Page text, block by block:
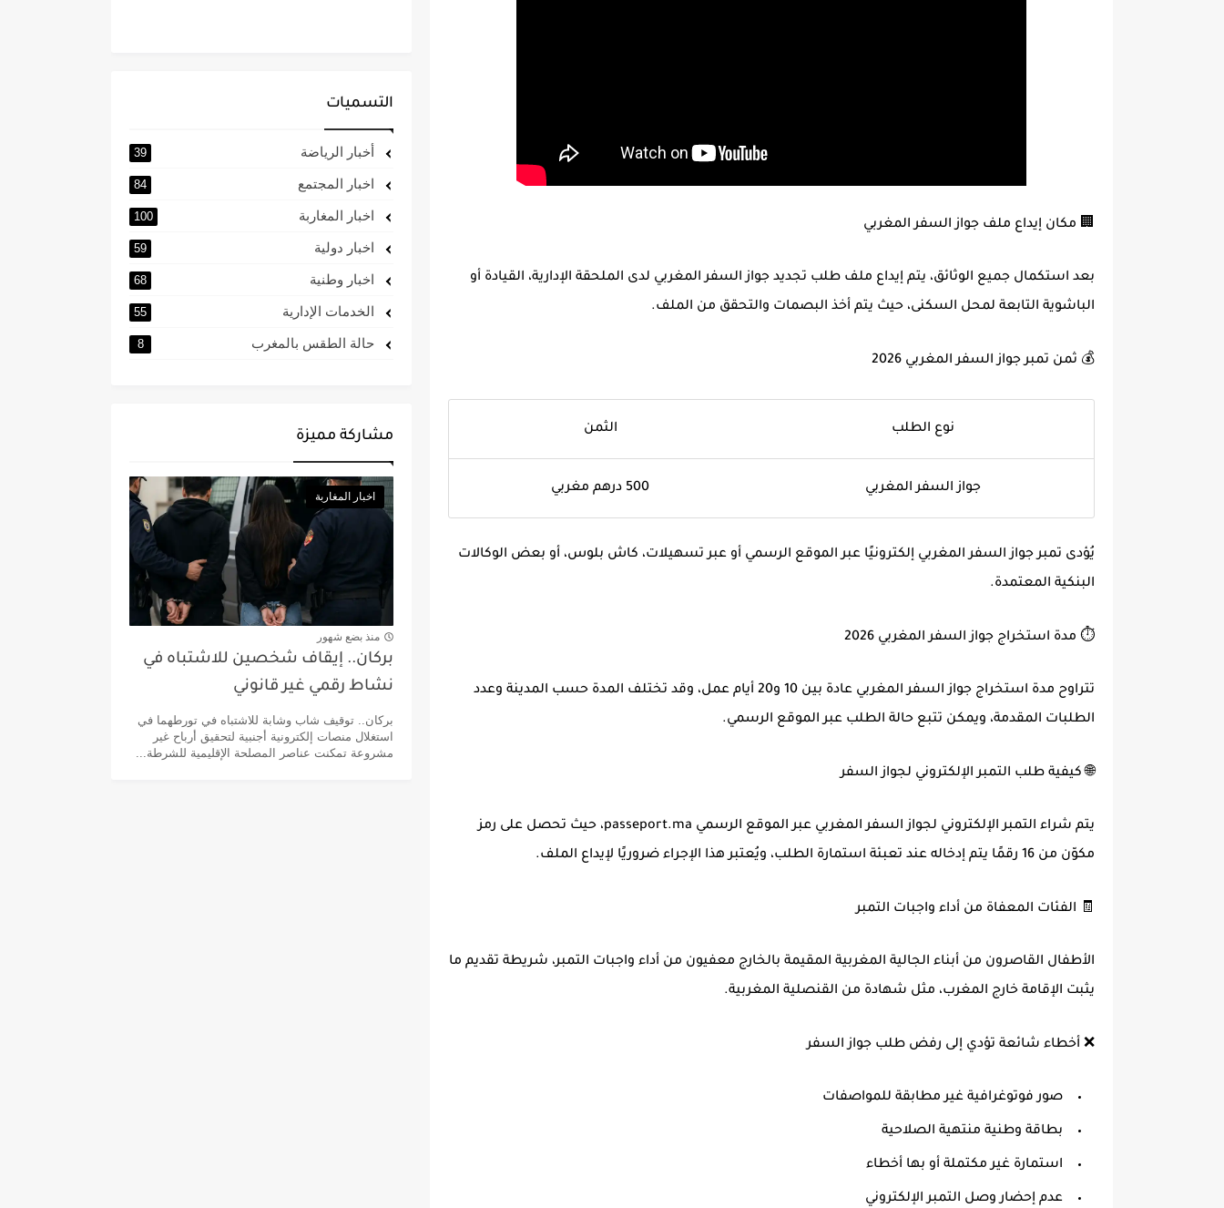
🏢 مكان إيداع ملف جواز السفر المغربي
بعد استكمال جميع الوثائق، يتم إيداع ملف طلب تجديد جواز السفر المغربي لدى الملحقة الإدارية، القيادة أو
الباشوية التابعة لمحل السكنى، حيث يتم أخذ البصمات والتحقق من الملف.
💰 ثمن تمبر جواز السفر المغربي 2026
نوع الطلب الثمن
جواز السفر المغربي 500 درهم مغربي
يُؤدى تمبر جواز السفر المغربي إلكترونيًا عبر الموقع الرسمي أو عبر تسهيلات، كاش بلوس، أو بعض الوكالات
البنكية المعتمدة.
⏱ مدة استخراج جواز السفر المغربي 2026
تتراوح مدة استخراج جواز السفر المغربي عادة بين 10 و20 أيام عمل
، وقد تختلف المدة حسب المدينة وعدد
الطلبات المقدمة، ويمكن تتبع حالة الطلب عبر الموقع الرسمي.
🌐 كيفية طلب التمبر الإلكتروني لجواز السفر
يتم شراء التمبر الإلكتروني لجواز السفر المغربي
عبر الموقع الرسمي passeport.ma، حيث تحصل على رمز
مكوّن من 16 رقمًا يتم إدخاله عند تعبئة استمارة الطلب، ويُعتبر هذا الإجراء ضروريًا لإيداع الملف.
🧾 الفئات المعفاة من أداء واجبات التمبر
الأطفال القاصرون من أبناء الجالية المغربية المقيمة بالخارج معفيون من أداء واجبات التمبر، شريطة تقديم ما
يثبت الإقامة خارج المغرب، مثل شهادة من القنصلية المغربية.
❌ أخطاء شائعة تؤدي إلى رفض طلب جواز السفر
صور فوتوغرافية غير مطابقة للمواصفات
بطاقة وطنية منتهية الصلاحية
استمارة غير مكتملة أو بها أخطاء
عدم إحضار وصل التمبر الإلكتروني
التسميات
أخبار الرياضة 39
اخبار المجتمع 84
اخبار المغاربة 100
اخبار دولية 59
اخبار وطنية 68
الخدمات الإدارية 55
حالة الطقس بالمغرب 8
مشاركة مميزة
اخبار المغاربة
منذ بضع شهور
بركان.. إيقاف شخصين للاشتباه في
نشاط رقمي غير قانوني
بركان.. توقيف شاب وشابة للاشتباه في تورطهما في
استغلال منصات إلكترونية أجنبية لتحقيق أرباح غير
مشروعة تمكنت عناصر المصلحة الإقليمية للشرطة...